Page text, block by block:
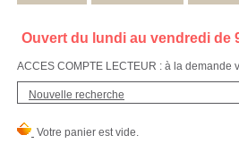
Ouvert du lundi au vendredi de
ACCES COMPTE LECTEUR : à la
Nouvelle recherche